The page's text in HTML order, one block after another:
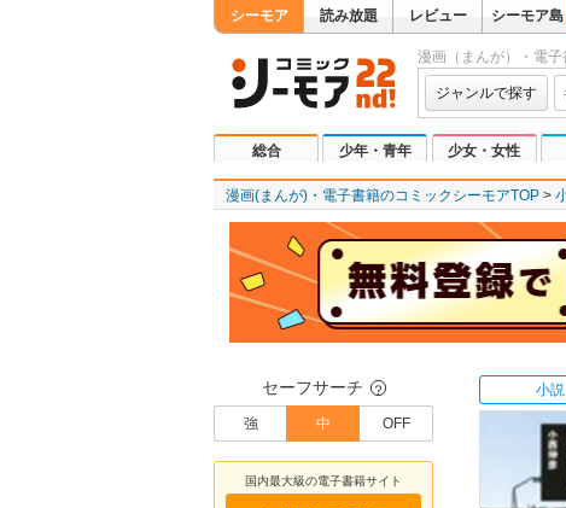
シーモア 読み放題 レビュー シーモア島
漫画（まんが）・電子
ジャンルで探す
総合 少年・青年 少女・女性
漫画(まんが)・電子書籍のコミックシーモアTOP
セーフサーチ ？
強 中 OFF
国内最大級の電子書籍サイト
小